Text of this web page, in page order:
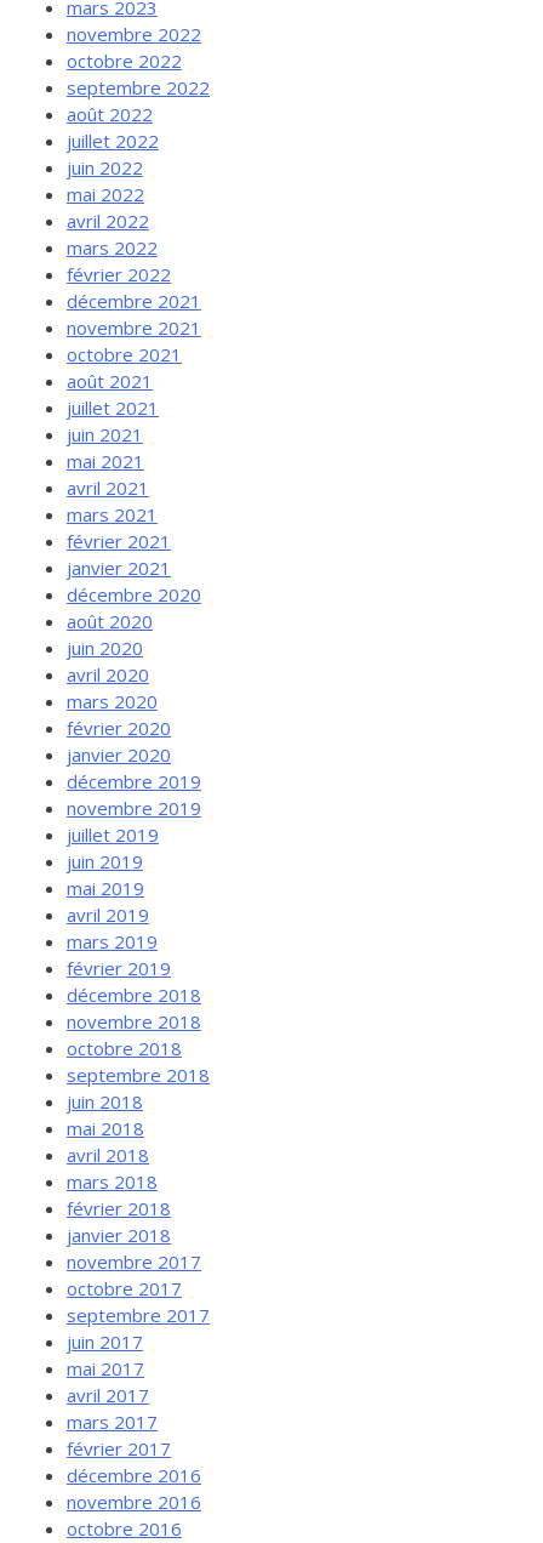
mars 2023
novembre 2022
octobre 2022
septembre 2022
août 2022
juillet 2022
juin 2022
mai 2022
avril 2022
mars 2022
février 2022
décembre 2021
novembre 2021
octobre 2021
août 2021
juillet 2021
juin 2021
mai 2021
avril 2021
mars 2021
février 2021
janvier 2021
décembre 2020
août 2020
juin 2020
avril 2020
mars 2020
février 2020
janvier 2020
décembre 2019
novembre 2019
juillet 2019
juin 2019
mai 2019
avril 2019
mars 2019
février 2019
décembre 2018
novembre 2018
octobre 2018
septembre 2018
juin 2018
mai 2018
avril 2018
mars 2018
février 2018
janvier 2018
novembre 2017
octobre 2017
septembre 2017
juin 2017
mai 2017
avril 2017
mars 2017
février 2017
décembre 2016
novembre 2016
octobre 2016